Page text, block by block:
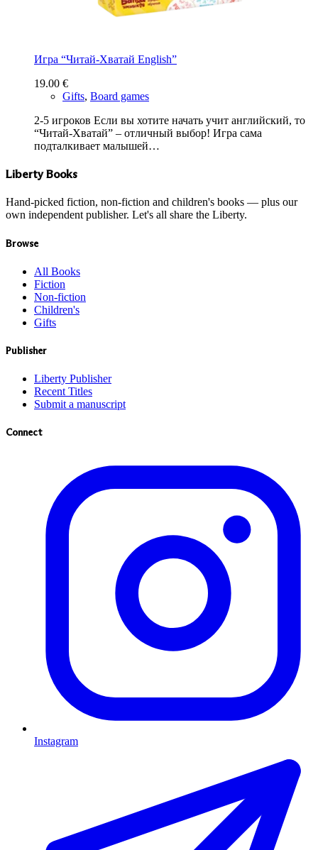
Игра “Читай-Хватай English”
19.00 €
Gifts, Board games
2-5 игроков Если вы хотите начать учит английский, то
“Читай-Хватай” – отличный выбор! Игра сама
подталкивает малышей…
Liberty Books
Hand-picked fiction, non-fiction and children's books — plus our
own independent publisher. Let's all share the Liberty.
Browse
All Books
Fiction
Non-fiction
Children's
Gifts
Publisher
Liberty Publisher
Recent Titles
Submit a manuscript
Connect
Instagram